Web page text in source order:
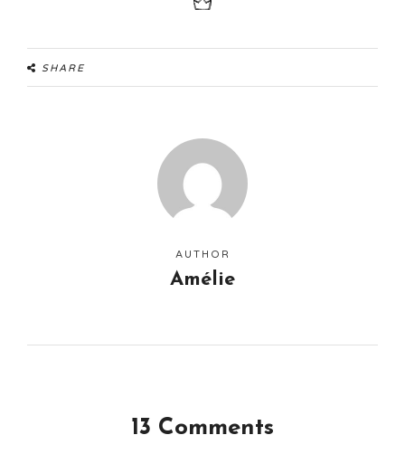
SHARE
AUTHOR
Amélie
13 Comments